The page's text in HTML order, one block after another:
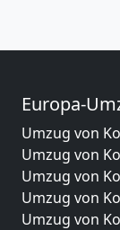
Europa-
Umzug von
Umzug von
Umzug von
Umzug von
Umzug von